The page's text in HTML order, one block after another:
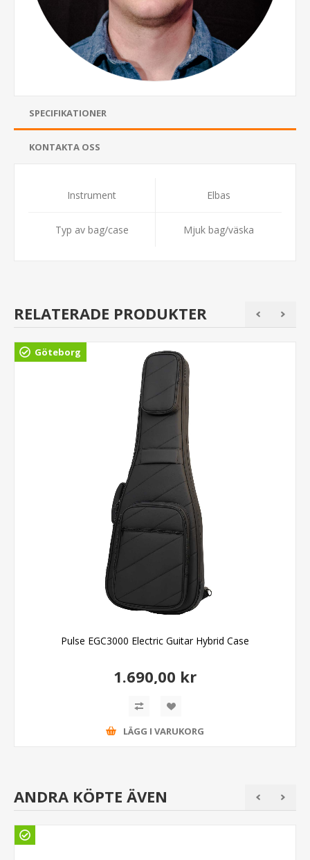
SPECIFIKATIONER
KONTAKTA OSS
Instrument Elbas
Typ av bag/case Mjuk bag/väska
RELATERADE PRODUKTER
Göteborg
Pulse EGC3000 Electric Guitar Hybrid Case
1.690,00 kr
LÄGG I VARUKORG
ANDRA KÖPTE ÄVEN